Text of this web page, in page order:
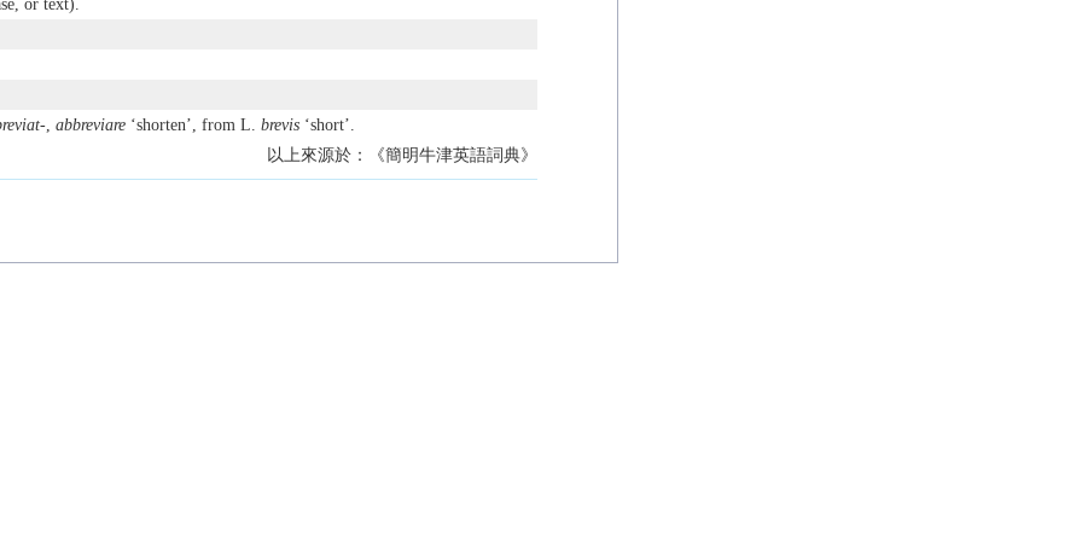
or text).
, abbreviare‘shorten’, from L. brevis‘short’.
以上來源於：《簡明牛津英語詞典》